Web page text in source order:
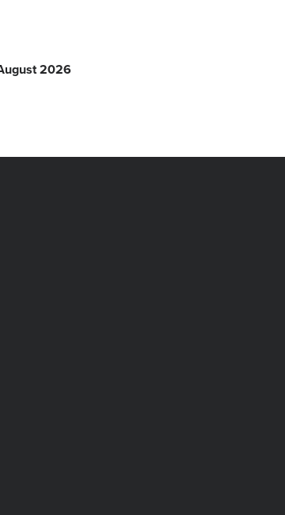
2026